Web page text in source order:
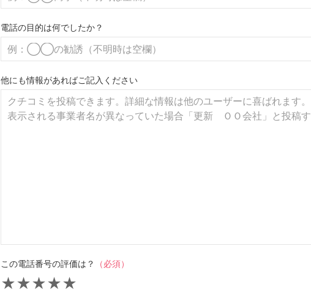
電話の目的は何でしたか？
他にも情報があればご記入ください
この電話番号の評価は？ （必須）
★
★
★
★
★